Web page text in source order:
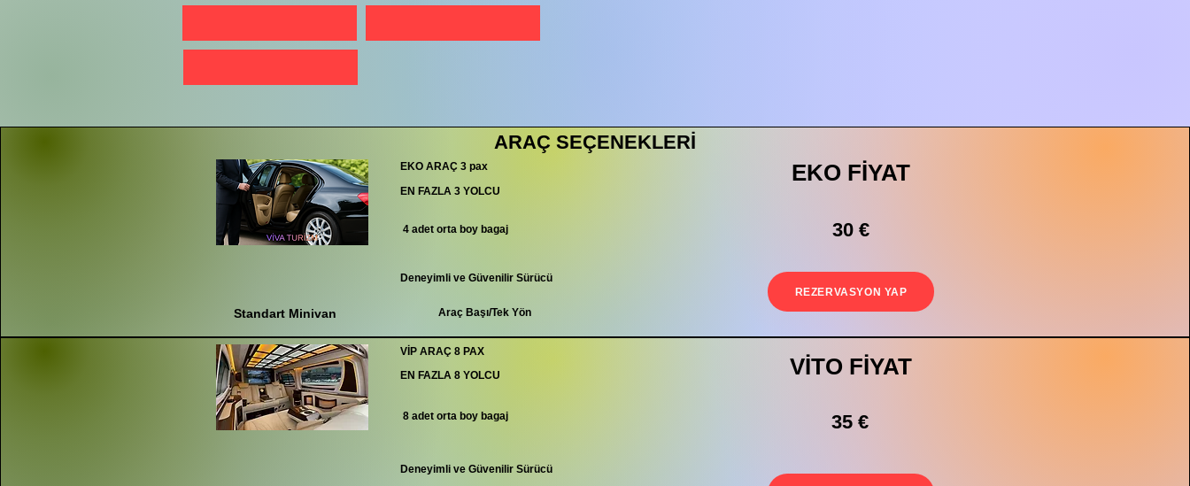
ARAÇ SEÇENEKLERİ
EKO ARAÇ 3 pax
EN FAZLA 3 YOLCU
4 adet orta boy bagaj
Deneyimli ve Güvenilir Sürücü
Standart Minivan Araç Başı/Tek Yön
EKO FİYAT
30 €
REZERVASYON YAP
VİP ARAÇ 8 PAX
EN FAZLA 8 YOLCU
8 adet orta boy bagaj
Deneyimli ve Güvenilir Sürücü
VİTO FİYAT
35 €